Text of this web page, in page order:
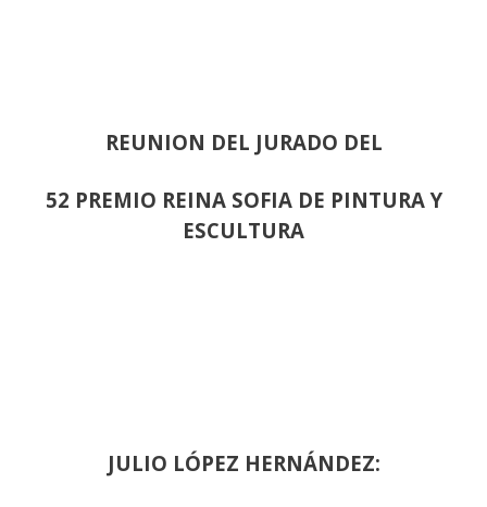
REUNION DEL JURADO DEL
52 PREMIO REINA SOFIA DE PINTURA Y
ESCULTURA
JULIO LÓPEZ HERNÁNDEZ: